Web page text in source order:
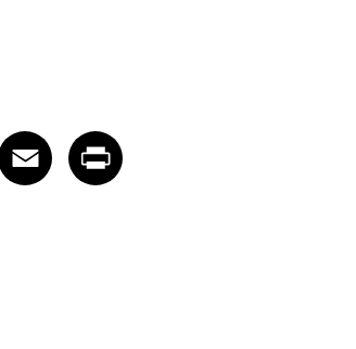
LinkedIn
on X
article on Facebook
article on Email
Email
Share article on Print